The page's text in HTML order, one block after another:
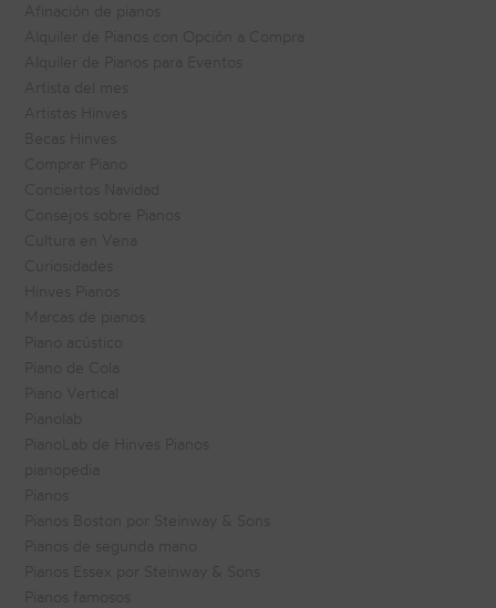
Afinación de pianos
Alquiler de Pianos con Opción a Compra
Alquiler de Pianos para Eventos
Artista del mes
Artistas Hinves
Becas Hinves
Comprar Piano
Conciertos Navidad
Consejos sobre Pianos
Cultura en Vena
Curiosidades
Hinves Pianos
Marcas de pianos
Piano acústico
Piano de Cola
Piano Vertical
Pianolab
PianoLab de Hinves Pianos
pianopedia
Pianos
Pianos Boston por Steinway & Sons
Pianos de segunda mano
Pianos Essex por Steinway & Sons
Pianos famosos